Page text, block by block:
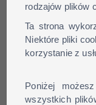
rodzajów plików
Ta strona
Niektóre pliki
korzystanie z
Poniżej
wszystkich